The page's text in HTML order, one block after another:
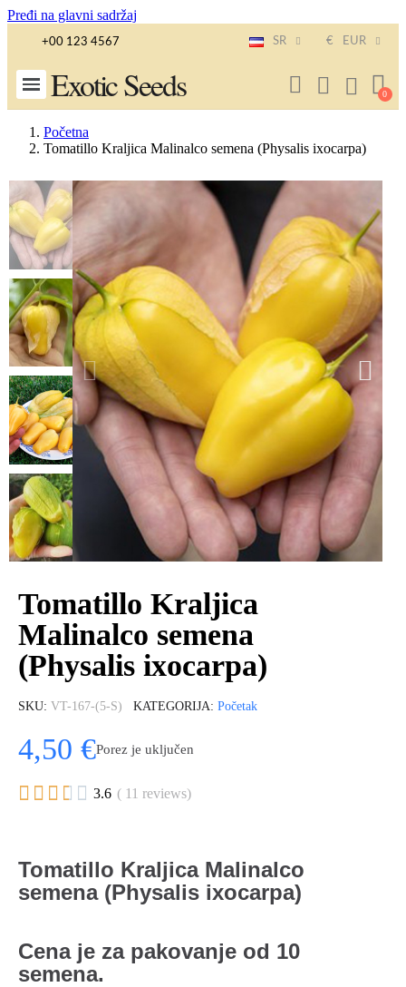
Pređi na glavni sadržaj
+00 123 4567 SR € EUR
Exotic Seeds
Početna
Tomatillo Kraljica Malinalco semena (Physalis ixocarpa)
Tomatillo Kraljica
Malinalco semena
(Physalis ixocarpa)
SKU VT-167-(5-S) KATEGORIJA Početak
4,50 €Porez je uključen
     3.6 ( 11 reviews)
Tomatillo Kraljica Malinalco
semena (Physalis ixocarpa)
Cena je za pakovanje od 10
semena.